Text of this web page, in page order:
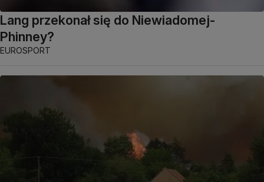
Lang przekonał się do Niewiadomej-
Phinney?
EUROSPORT